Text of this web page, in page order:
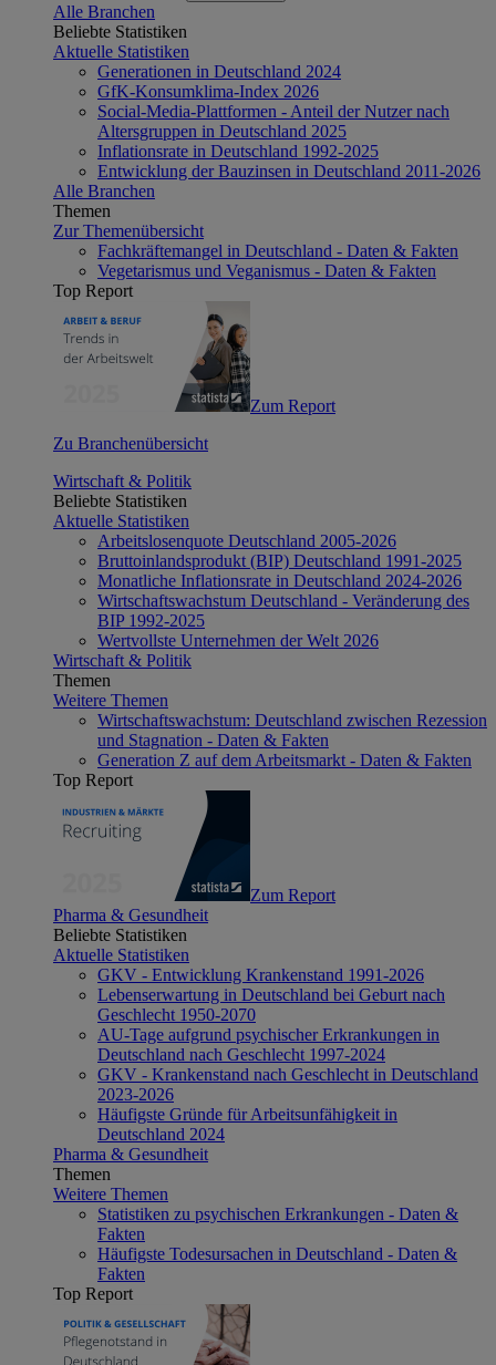
Alle Branchen
Beliebte Statistiken
Aktuelle Statistiken
Generationen in Deutschland 2024
GfK-Konsumklima-Index 2026
Social-Media-Plattformen - Anteil der Nutzer nach
Altersgruppen in Deutschland 2025
Inflationsrate in Deutschland 1992-2025
Entwicklung der Bauzinsen in Deutschland 2011-2026
Alle Branchen
Themen
Zur Themenübersicht
Fachkräftemangel in Deutschland - Daten & Fakten
Vegetarismus und Veganismus - Daten & Fakten
Top Report
Zum Report
Zu Branchenübersicht
Wirtschaft & Politik
Beliebte Statistiken
Aktuelle Statistiken
Arbeitslosenquote Deutschland 2005-2026
Bruttoinlandsprodukt (BIP) Deutschland 1991-2025
Monatliche Inflationsrate in Deutschland 2024-2026
Wirtschaftswachstum Deutschland - Veränderung des
BIP 1992-2025
Wertvollste Unternehmen der Welt 2026
Wirtschaft & Politik
Themen
Weitere Themen
Wirtschaftswachstum: Deutschland zwischen Rezession
und Stagnation - Daten & Fakten
Generation Z auf dem Arbeitsmarkt - Daten & Fakten
Top Report
Zum Report
Pharma & Gesundheit
Beliebte Statistiken
Aktuelle Statistiken
GKV - Entwicklung Krankenstand 1991-2026
Lebenserwartung in Deutschland bei Geburt nach
Geschlecht 1950-2070
AU-Tage aufgrund psychischer Erkrankungen in
Deutschland nach Geschlecht 1997-2024
GKV - Krankenstand nach Geschlecht in Deutschland
2023-2026
Häufigste Gründe für Arbeitsunfähigkeit in
Deutschland 2024
Pharma & Gesundheit
Themen
Weitere Themen
Statistiken zu psychischen Erkrankungen - Daten &
Fakten
Häufigste Todesursachen in Deutschland - Daten &
Fakten
Top Report